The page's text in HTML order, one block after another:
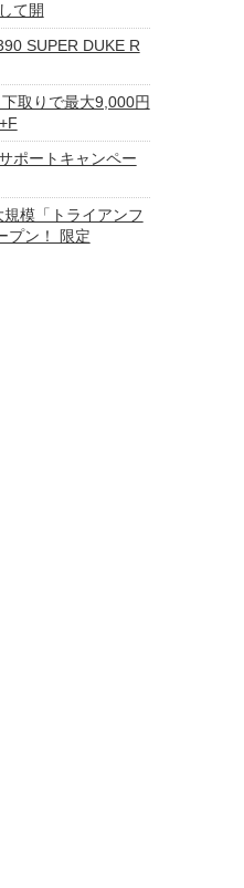
て開
SUPER DUKE R
取りで最大9,000円
ポートキャンペー
規模「トライアンフ
プン！ 限定